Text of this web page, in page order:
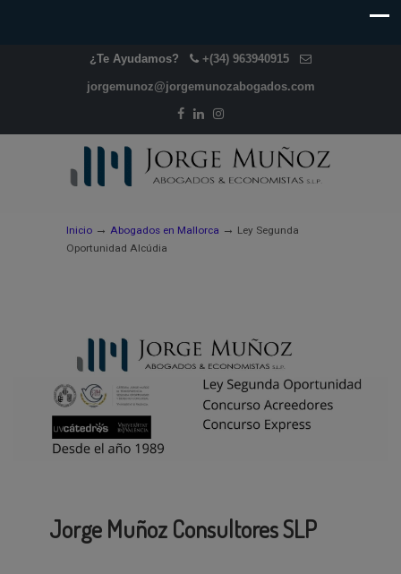
¿Te Ayudamos? +(34) 963940915
jorgemunoz@jorgemunozabogados.com
Inicio → Abogados en Mallorca → Ley Segunda
Oportunidad Alcúdia
Jorge Muñoz Consultores SLP